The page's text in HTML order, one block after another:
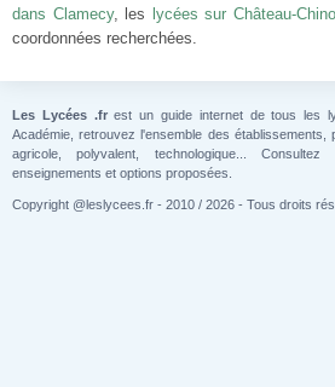
dans Clamecy, les lycées sur Château-
coordonnées recherchées.
Les Lycées .frest un guide internet de tous les
Académie, retrouvez l'ensemble des établissements,
agricole, polyvalent, technologique...
enseignements et options proposées.
Copyright @leslycees.fr - 2010 / 2026 - Tous droits